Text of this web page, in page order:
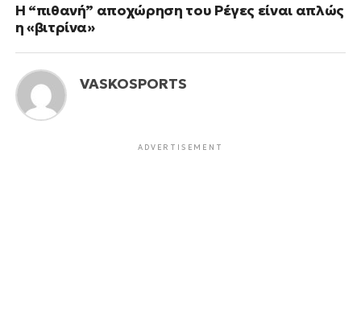
Η “πιθανή” αποχώρηση του Ρέγες είναι απλώς
η «βιτρίνα»
VASKOSPORTS
ADVERTISEMENT